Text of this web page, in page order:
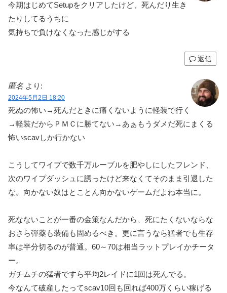
今期はじめてSetupをクリアしたけど、死んだり生き
たりしてるうちに
気持ちで負けなくなった感じがする
返信
匿名 より:
2024年5月2日 18:20
死ぬの怖い→死んだときに痛くないように軽装で行く
→軽装だからＰＭＣに勝てない→あぁもうダメだ死にまくる
怖いscavしか行かない
こうしてワイプで数千万ルーブルを肥やしにしたフレンド、
次のワイプダッシュに誘ったけど来なくてそのまま引退した
な。向かない奴はとことん向かないゲームだよね本当に。
死なないことが一番の金策なんだから、死にたくないならな
おさら弾薬も装備も固めるべき。更に言うなら猛者でも生存
率は半分切るのが普通。60～70は相当ラットプレイかチータ
ー。
ガチムチの猛者ですら平均2レイドに1回は死んでる。
今なんて破産したってscav10回も回れば400万くらい稼げる